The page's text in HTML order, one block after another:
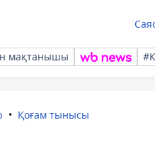
мақтанышы
Қоғам тынысы